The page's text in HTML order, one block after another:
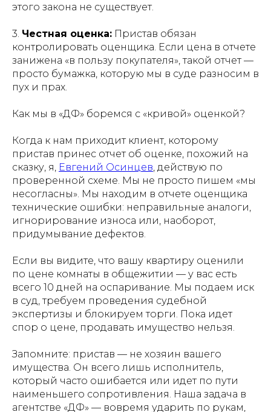
этого закона не существует.
3. Честная оценка: Пристав обязан
контролировать оценщика. Если цена в отчете
занижена «в пользу покупателя», такой отчет —
просто бумажка, которую мы в суде разносим в
пух и прах.
Как мы в «ДФ» боремся с «кривой» оценкой?
Когда к нам приходит клиент, которому
пристав принес отчет об оценке, похожий на
сказку, я, Евгений Осинцев, действую по
проверенной схеме. Мы не просто пишем «мы
несогласны». Мы находим в отчете оценщика
технические ошибки: неправильные аналоги,
игнорирование износа или, наоборот,
придумывание дефектов.
Если вы видите, что вашу квартиру оценили
по цене комнаты в общежитии — у вас есть
всего 10 дней на оспаривание. Мы подаем иск
в суд, требуем проведения судебной
экспертизы и блокируем торги. Пока идет
спор о цене, продавать имущество нельзя.
Запомните: пристав — не хозяин вашего
имущества. Он всего лишь исполнитель,
который часто ошибается или идет по пути
наименьшего сопротивления. Наша задача в
агентстве «ДФ» — вовремя ударить по рукам,